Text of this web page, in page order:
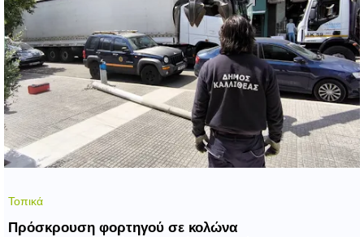
Τοπικά
Πρόσκρουση φορτηγού σε κολώνα